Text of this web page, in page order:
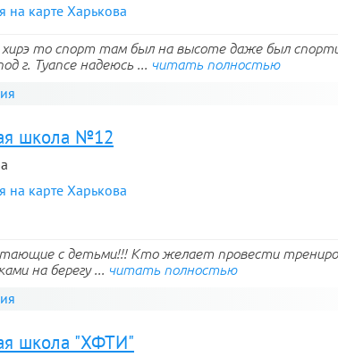
на карте Харькова
то спорт там был на высоте даже был
г. Туапсе надеюсь ... читать полностью
школа №12
на карте Харькова
с детьми!!! Кто желает провести
на берегу ... читать полностью
школа "ХФТИ"